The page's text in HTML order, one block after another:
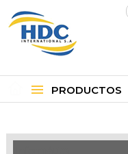
PRODUCTOS